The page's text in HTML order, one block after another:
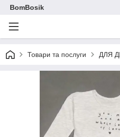
BomBosik
Товари та послуги ДЛЯ